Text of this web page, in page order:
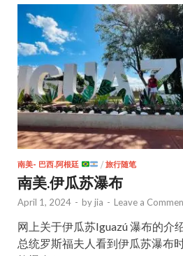
南美- 巴西.阿根廷 /旅行随笔
南美.伊瓜苏瀑布
April 1, 2024 - by jia - Leave a
网上关于伊瓜苏Iguazú 瀑布的介
总统罗斯福夫人看到伊瓜苏瀑布